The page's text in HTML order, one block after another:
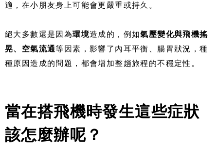
適，在小朋友身上可能會更嚴重或持久。
絕大多數還是因為環境造成的，例如氣壓變化與飛機搖
晃、空氣流通等因素，影響了內耳平衡、腸胃狀況，種
種原因造成的問題，都會增加整趟旅程的不穩定性。
當在搭飛機時發生這些症狀
該怎麼辦呢？